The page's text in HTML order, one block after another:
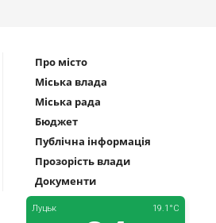
Про місто
Міська влада
Міська рада
Бюджет
Публічна інформація
Прозорість влади
Документи